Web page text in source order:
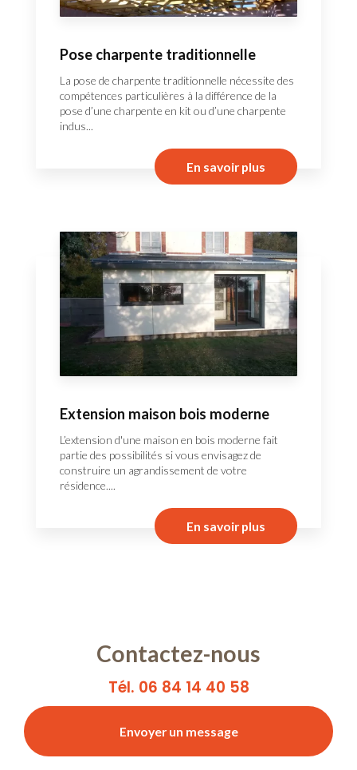
Pose charpente traditionnelle
La pose de charpente traditionnelle nécessite des
compétences particulières à la différence de la
pose d’une charpente en kit ou d’une charpente
indus...
En savoir plus
Extension maison bois moderne
L’extension d'une maison en bois moderne fait
partie des possibilités si vous envisagez de
construire un agrandissement de votre
résidence....
En savoir plus
Contactez-nous
Tél. 06 84 14 40 58
Envoyer un message